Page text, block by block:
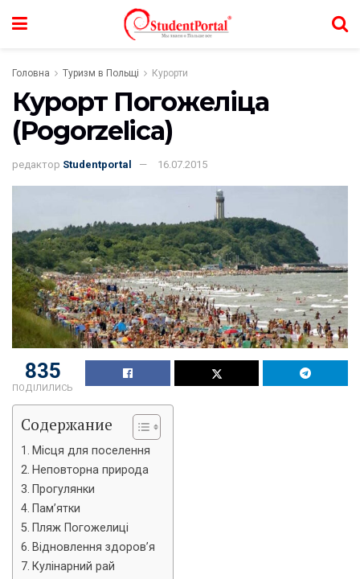
Головна Туризм в Польщі Курорти
Курорт Погожеліца
(Pogorzelica)
редактор Studentportal 16.07.2015
835
ПОДІЛИЛИСЬ
Содержание
Місця для поселення
Неповторна природа
Прогулянки
Пам’ятки
Пляж Погожелиці
Відновлення здоров’я
Кулінарний рай